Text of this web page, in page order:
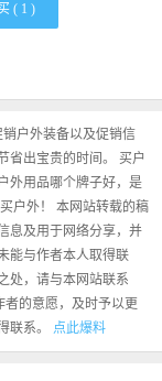
( 1 )
户外装备以及促销信
省出宝贵的时间。 买户
外用品哪个牌子好，是
户外！ 本网站转载的稿
息及用于网络分享，并
能与作者本人取得联
处，请与本网站联系
者的意愿，及时予以更
联系。 点此爆料